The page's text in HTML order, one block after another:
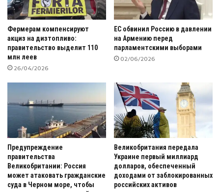
Фермерам компенсируют
акциз на дизтопливо:
правительство выделит 110
млн леев
26/04/2026
ЕС обвинил Россию в давлении
на Армению перед
парламентскими выборами
02/06/2026
Предупреждение
правительства
Великобритании: Россия
может атаковать гражданские
суда в Черном море, чтобы
Великобритания передала
Украине первый миллиард
долларов, обеспеченный
доходами от заблокированных
российских активов